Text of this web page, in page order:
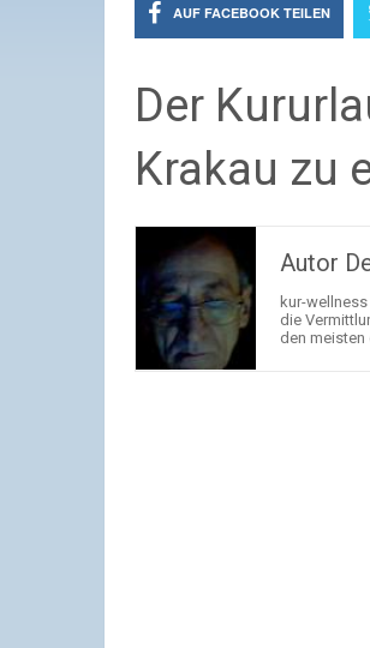
AUF FACEBOOK TEILEN
Der
Krakau zu
Autor
kur-
die
den meisten